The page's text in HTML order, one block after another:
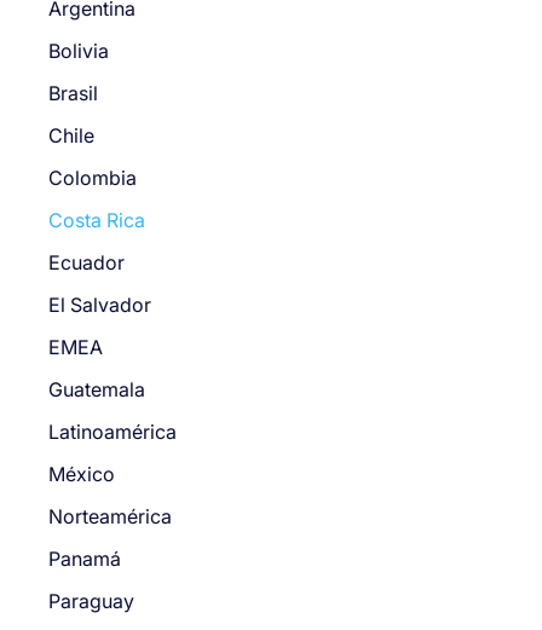
Argentina
Bolivia
Brasil
Chile
Colombia
Costa Rica
Ecuador
El Salvador
EMEA
Guatemala
Latinoamérica
México
Norteamérica
Panamá
Paraguay